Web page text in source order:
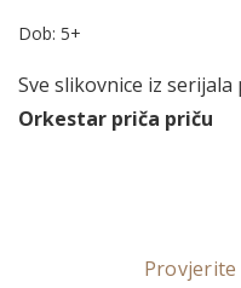
Dob: 5+
Sve slikovnice iz
Orkestar priča priču